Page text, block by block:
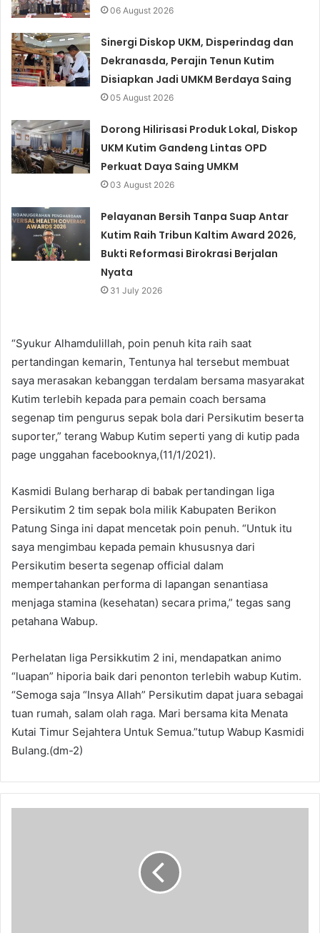
06 August 2026
Sinergi Diskop UKM, Disperindag dan
Dekranasda, Perajin Tenun Kutim
Disiapkan Jadi UMKM Berdaya Saing
05 August 2026
Dorong Hilirisasi Produk Lokal, Diskop
UKM Kutim Gandeng Lintas OPD
Perkuat Daya Saing UMKM
03 August 2026
Pelayanan Bersih Tanpa Suap Antar
Kutim Raih Tribun Kaltim Award 2026,
Bukti Reformasi Birokrasi Berjalan
Nyata
31 July 2026
“Syukur Alhamdulillah, poin penuh kita raih saat
pertandingan kemarin, Tentunya hal tersebut membuat
saya merasakan kebanggan terdalam bersama masyarakat
Kutim terlebih kepada para pemain coach bersama
segenap tim pengurus sepak bola dari Persikutim beserta
suporter,” terang Wabup Kutim seperti yang di kutip pada
page unggahan facebooknya,(11/1/2021).
Kasmidi Bulang berharap di babak pertandingan liga
Persikutim 2 tim sepak bola milik Kabupaten Berikon
Patung Singa ini dapat mencetak poin penuh. “Untuk itu
saya mengimbau kepada pemain khususnya dari
Persikutim beserta segenap official dalam
mempertahankan performa di lapangan senantiasa
menjaga stamina (kesehatan) secara prima,” tegas sang
petahana Wabup.
Perhelatan liga Persikkutim 2 ini, mendapatkan animo
“luapan” hiporia baik dari penonton terlebih wabup Kutim.
“Semoga saja “Insya Allah” Persikutim dapat juara sebagai
tuan rumah, salam olah raga. Mari bersama kita Menata
Kutai Timur Sejahtera Untuk Semua.”tutup Wabup Kasmidi
Bulang.(dm-2)